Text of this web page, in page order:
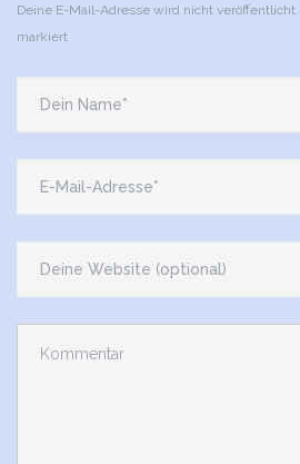
Deine E-Mail-Adresse wird nicht veröffentlicht.
markiert